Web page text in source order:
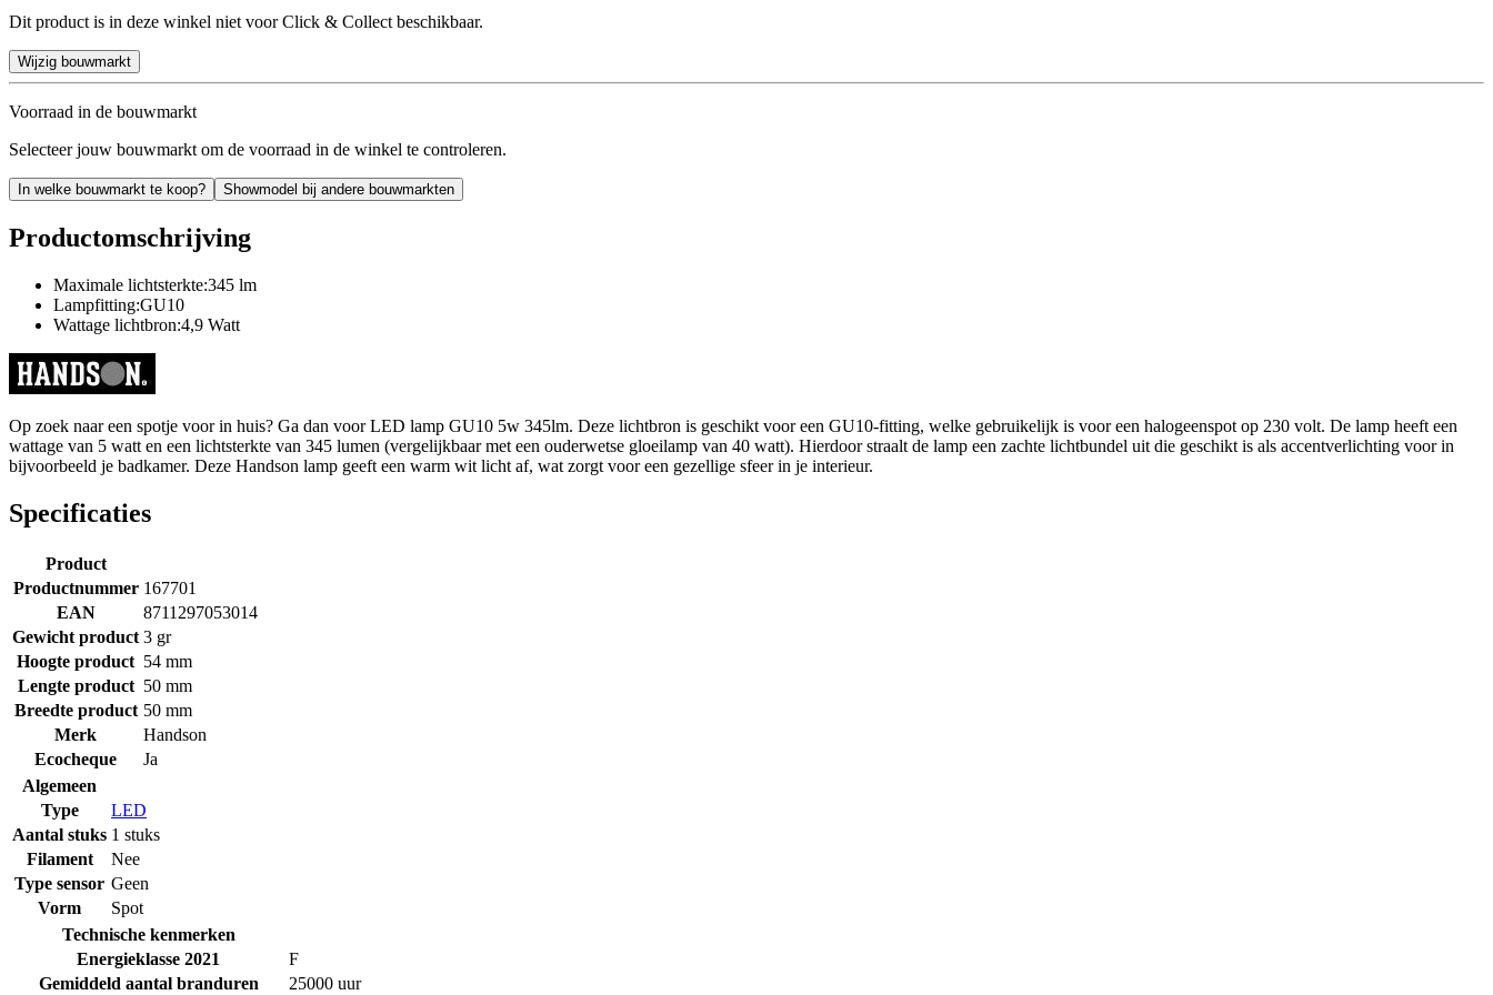
Dit product is in deze winkel niet voor Click & Collect beschikbaar.
Wijzig bouwmarkt
Voorraad in de bouwmarkt
Selecteer jouw bouwmarkt om de voorraad in de winkel te controleren.
In welke bouwmarkt te koop? Showmodel bij andere bouwmarkten
Productomschrijving
Maximale lichtsterkte:345 lm
Lampfitting:GU10
Wattage lichtbron:4,9 Watt
Op zoek naar een spotje voor in huis? Ga dan voor LED lamp GU10 5w 345lm. Deze lichtbron is geschikt voor een GU10-fitting, welke gebruikelijk is voor een halogeenspot op 230 volt. De lamp heeft een
wattage van 5 watt en een lichtsterkte van 345 lumen (vergelijkbaar met een ouderwetse gloeilamp van 40 watt). Hierdoor straalt de lamp een zachte lichtbundel uit die geschikt is als accentverlichting voor in
bijvoorbeeld je badkamer. Deze Handson lamp geeft een warm wit licht af, wat zorgt voor een gezellige sfeer in je interieur.
Specificaties
Product
Productnummer 167701
EAN
8711297053014
Gewicht product 3 gr
Hoogte product 54 mm
Lengte product 50 mm
Breedte product 50 mm
Merk
Handson
Ecocheque
Ja
Algemeen
Type
LED
Aantal stuks 1 stuks
Filament
Nee
Type sensor Geen
Vorm
Spot
Technische kenmerken
Energieklasse 2021
F
Gemiddeld aantal branduren
25000 uur